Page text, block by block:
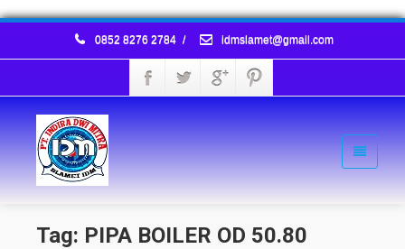
0852 8276 2784 / idmslamet@gmail.com
Tag: PIPA BOILER OD 50.80